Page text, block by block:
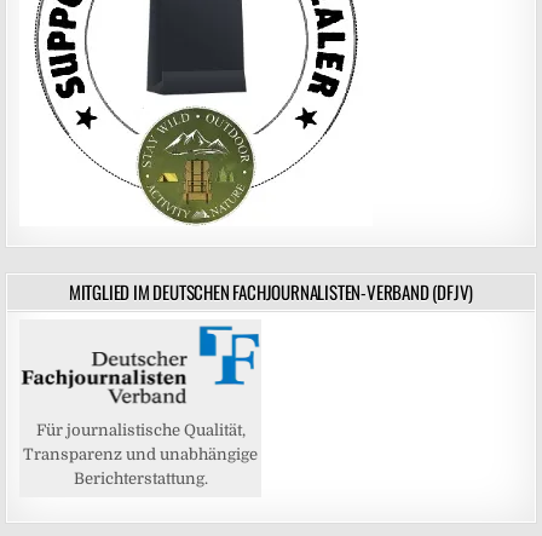
MITGLIED IM DEUTSCHEN FACHJOURNALISTEN-VERBAND (DFJV)
Für journalistische Qualität,
Transparenz und unabhängige
Berichterstattung.